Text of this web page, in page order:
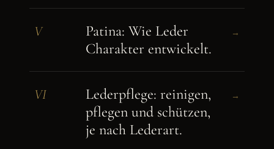
V
Patina: Wie Leder
Charakter entwickelt.
→
VI
Lederpflege: reinigen,
pflegen und schützen,
je nach Lederart.
→